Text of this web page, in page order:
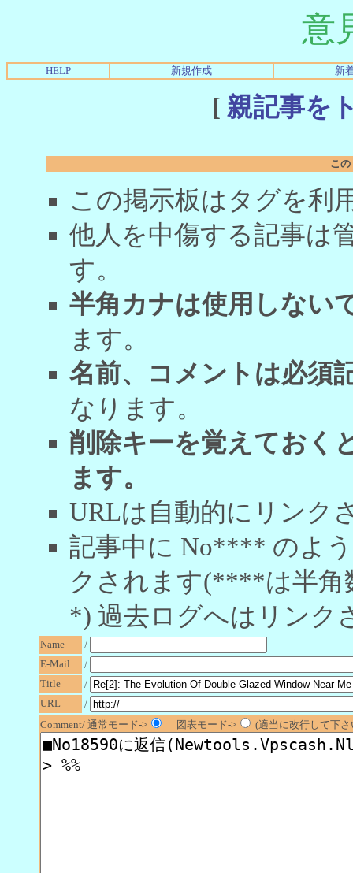
意
HELP 新規作成 新
[ 親記事を
こ
この掲示板はタグを利
他人を中傷する記事は
す。
半角カナは使用しない
ます。
名前、コメントは必須
なります。
削除キーを覚えておく
ます。
URLは自動的にリンク
記事中に No**** のよ
クされます(****は半角
*) 過去ログへはリンク
Name
/
E-Mail
/
Title
/
URL
/
Comment/ 通常モード->
図表モード-> (適当に改行して下